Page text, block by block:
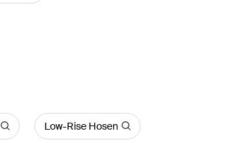
Low-Rise Hosen